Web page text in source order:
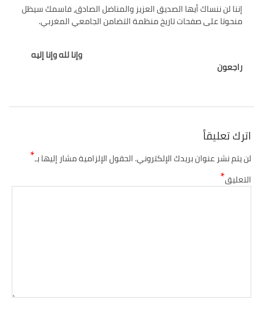
إننا لن ننساك أيها الصديق العزيز والمناضل الصادق، فاسمك سيظل
منحوتا على صفحات تاريخ منظمة التضامن الجامعي المغربي.
وإنا لله وإنا إليه
راجعون
اترك تعليقاً
لن يتم نشر عنوان بريدك الإلكتروني.الحقول الإلزامية مشار إليها بـ*
التعليق*